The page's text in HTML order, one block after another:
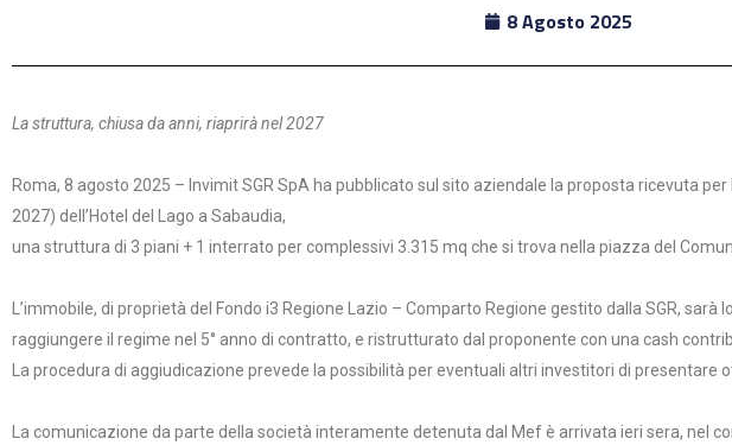
8 Agosto 2025
La struttura, chiusa da anni, riaprirà nel 2027
Roma, 8 agosto 2025 – Invimit SGR SpA ha pubblicato sul sito aziendale la proposta ricevuta
2027) dell’Hotel del Lago a Sabaudia,
una struttura di 3 piani + 1 interrato per complessivi 3.315 mq che si trova nella piazza del
L’immobile, di proprietà del Fondo i3 Regione Lazio – Comparto Regione gestito dalla SGR,
raggiungere il regime nel 5° anno di contratto, e ristrutturato dal proponente con una cash
La procedura di aggiudicazione prevede la possibilità per eventuali altri investitori di
La comunicazione da parte della società interamente detenuta dal Mef è arrivata ieri sera, nel